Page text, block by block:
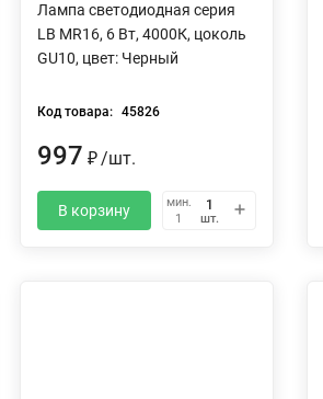
Лампа светодиодная серия
LB MR16, 6 Вт, 4000К, цоколь
GU10, цвет: Черный
Код товара: 45826
997 ₽/шт.
В корзину
мин.
1
шт.